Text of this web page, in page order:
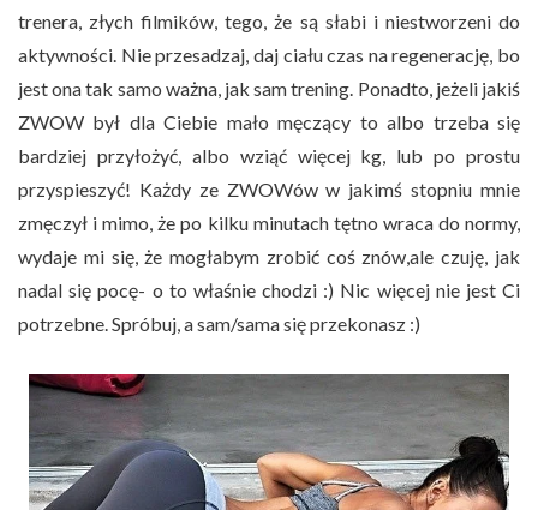
trenera, złych filmików, tego, że są słabi i niestworzeni do
aktywności. Nie przesadzaj, daj ciału czas na regenerację, bo
jest ona tak samo ważna, jak sam trening. Ponadto, jeżeli jakiś
ZWOW był dla Ciebie mało męczący to albo trzeba się
bardziej przyłożyć, albo wziąć więcej kg, lub po prostu
przyspieszyć! Każdy ze ZWOWów w jakimś stopniu mnie
zmęczył i mimo, że po kilku minutach tętno wraca do normy,
wydaje mi się, że mogłabym zrobić coś znów,ale czuję, jak
nadal się pocę- o to właśnie chodzi :) Nic więcej nie jest Ci
potrzebne. Spróbuj, a sam/sama się przekonasz :)